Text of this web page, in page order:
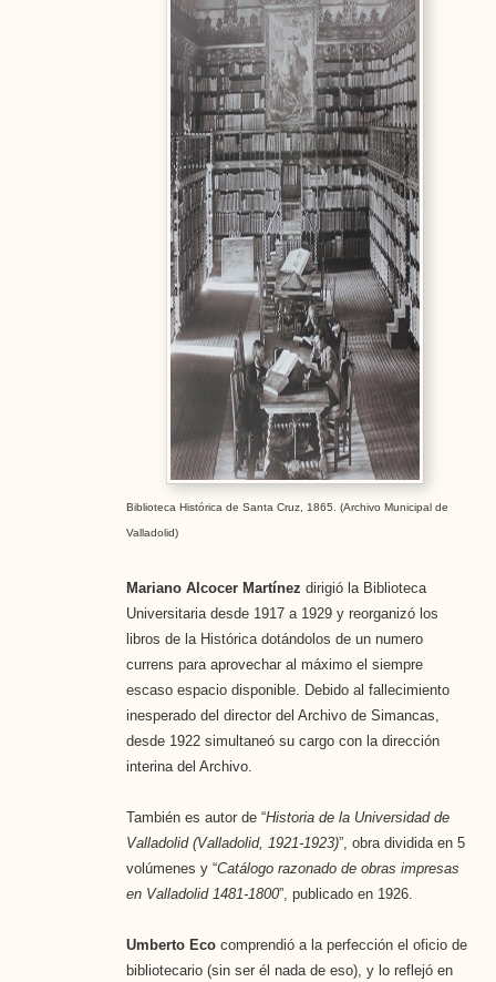
Biblioteca Histórica de Santa Cruz, 1865. (Archivo Municipal de
Valladolid)
Mariano Alcocer Martínez dirigió la Biblioteca
Universitaria desde 1917 a 1929 y reorganizó los
libros de la Histórica dotándolos de un numero
currens para aprovechar al máximo el siempre
escaso espacio disponible. Debido al fallecimiento
inesperado del director del Archivo de Simancas,
desde 1922 simultaneó su cargo con la dirección
interina del Archivo.
También es autor de “Historia de la Universidad de
Valladolid (Valladolid, 1921-1923)”, obra dividida en 5
volúmenes y “Catálogo razonado de obras impresas
en Valladolid 1481-1800”, publicado en 1926.
Umberto Ecocomprendió a la perfección el oficio de
bibliotecario (sin ser él nada de eso), y lo reflejó en